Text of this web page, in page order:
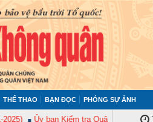
THỂ THAO BẠN ĐỌC PHÓNG SỰ ẢNH
Ủy ban Kiểm tra Quân ủy Trung ương tập